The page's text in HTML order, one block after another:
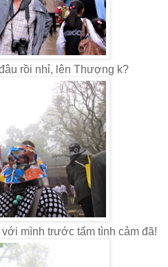
rồi nhỉ, lên Thượng k?
mình trước tấm tình cảm đã!